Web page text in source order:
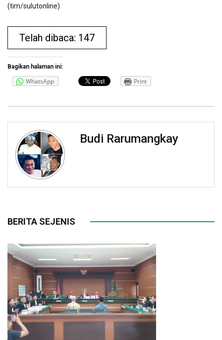
(tim/sulutonline)
Telah dibaca: 147
Bagikan halaman ini:
WhatsApp Print
Budi Rarumangkay
BERITA SEJENIS